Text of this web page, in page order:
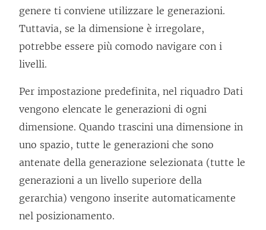
genere ti conviene utilizzare le generazioni.
Tuttavia, se la dimensione è irregolare,
potrebbe essere più comodo navigare con i
livelli.
Per impostazione predefinita, nel riquadro Dati
vengono elencate le generazioni di ogni
dimensione. Quando trascini una dimensione in
uno spazio, tutte le generazioni che sono
antenate della generazione selezionata (tutte le
generazioni a un livello superiore della
gerarchia) vengono inserite automaticamente
nel posizionamento.